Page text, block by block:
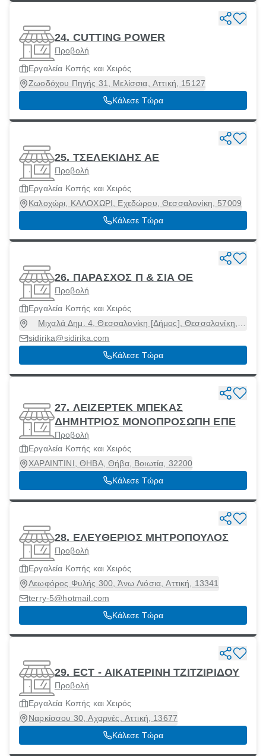
24. CUTTING POWER
Προβολή
Εργαλεία Κοπής και Χειρός
Ζωοδόχου Πηγής 31, Μελίσσια, Αττική, 15127
Κάλεσε Τώρα
25. ΤΣΕΛΕΚΙΔΗΣ ΑΕ
Προβολή
Εργαλεία Κοπής και Χειρός
Καλοχώρι, ΚΑΛΟΧΩΡΙ, Εχεδώρου, Θεσσαλονίκη, 57009
Κάλεσε Τώρα
26. ΠΑΡΑΣΧΟΣ Π & ΣΙΑ ΟΕ
Προβολή
Εργαλεία Κοπής και Χειρός
Μιχαλά Δημ. 4, Θεσσαλονίκη [Δήμος], Θεσσαλονίκη,
sidirika@sidirika.com
Κάλεσε Τώρα
27. ΛΕΙΖΕΡΤΕΚ ΜΠΕΚΑΣ
ΔΗΜΗΤΡΙΟΣ ΜΟΝΟΠΡΟΣΩΠΗ ΕΠΕ
Προβολή
Εργαλεία Κοπής και Χειρός
ΧΑΡΑΙΝΤΙΝΙ, ΘΗΒΑ, Θήβα, Βοιωτία, 32200
Κάλεσε Τώρα
28. ΕΛΕΥΘΕΡΙΟΣ ΜΗΤΡΟΠΟΥΛΟΣ
Προβολή
Εργαλεία Κοπής και Χειρός
Λεωφόρος Φυλής 300, Άνω Λιόσια, Αττική, 13341
terry-5@hotmail.com
Κάλεσε Τώρα
29. ECT - ΑΙΚΑΤΕΡΙΝΗ ΤΖΙΤΖΙΡΙΔΟΥ
Προβολή
Εργαλεία Κοπής και Χειρός
Ναρκίσσου 30, Αχαρνές, Αττική, 13677
Κάλεσε Τώρα